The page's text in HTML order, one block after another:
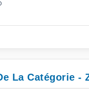
La Catégorie -